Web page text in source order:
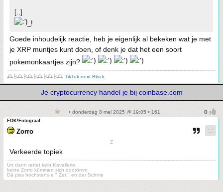
[..]
_!
Goede inhoudelijk reactie, heb je eigenlijk al bekeken wat je met
je XRP muntjes kunt doen, of denk je dat het een soort
pokemonkaartjes zijn?
🕰️₿🕰️₿🕰️₿🕰️₿🕰️₿🕰️ TikTok next Block
Je cryptocurrency handel je bij coinbase.com
• donderdag 8 mei 2025 @ 19:05 • 161
FOK!Fotograaf
Zorro
Z
Verkeerde topiek
Un dann rettet kein Kavallerie,
keine Zorro kümmert sich dodrömm.
Dä piss höchstens e " Zet " en der Schnie